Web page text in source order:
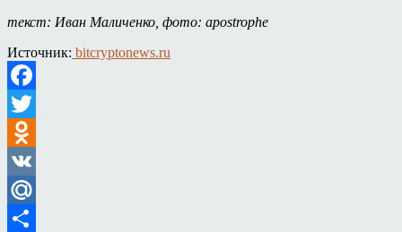
текст: Иван Маличенко, фото: apostrophe
Источник: bitcryptonews.ru
Facebook
Twitter
Odnoklassniki
VK
Mail.Ru